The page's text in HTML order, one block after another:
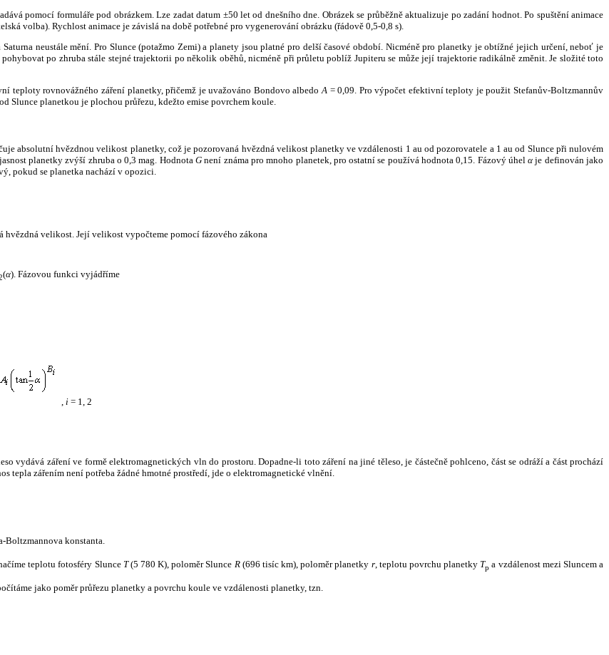
pomocí formuláře pod obrázkem. Lze zadat datum ±50 let od dnešního dne. Obrázek se průběžně aktualizuje po zadání hodnot. Po spuštění animace
volba). Rychlost animace je závislá na době potřebné pro vygenerování obrázku (řádově 0,5-0,8 s).
neustále mění. Pro Slunce (potažmo Zemi) a planety jsou platné pro delší časové období. Nicméně pro planetky je obtížné jejich určení, neboť je
po zhruba stále stejné trajektorii po několik oběhů, nicméně při průletu poblíž Jupiteru se může její trajektorie radikálně změnit. Je složité toto
teploty rovnovážného záření planetky, přičemž je uvažováno Bondovo albedo A = 0,09. Pro výpočet efektivní teploty je použit Stefanův-Boltzmannův
Slunce planetkou je plochou průřezu, kdežto emise povrchem koule.
absolutní hvězdnou velikost planetky, což je pozorovaná hvězdná velikost planetky ve vzdálenosti 1 au od pozorovatele a 1 au od Slunce při nulovém
planetky zvýší zhruba o 0,3 mag. HodnotaG není známa pro mnoho planetek, pro ostatní se používá hodnota 0,15. Fázový úhelα je definován jako
pokud se planetka nachází v opozici.
hvězdná velikost. Její velikost vypočteme pomocí fázového zákona
(α). Fázovou funkci vyjádříme
, i = 1, 2
vydává záření ve formě elektromagnetických vln do prostoru. Dopadne-li toto záření na jiné těleso, je částečně pohlceno, část se odráží a část prochází
tepla zářením není potřeba žádné hmotné prostředí, jde o elektromagnetické vlnění.
Boltzmannova konstanta.
teplotu fotosféry Slunce T(5 780 K), poloměr Slunce R(696 tisíc km), poloměr planetky r, teplotu povrchu planetky Tp a vzdálenost mezi Sluncem a
jako poměr průřezu planetky a povrchu koule ve vzdálenosti planetky, tzn.